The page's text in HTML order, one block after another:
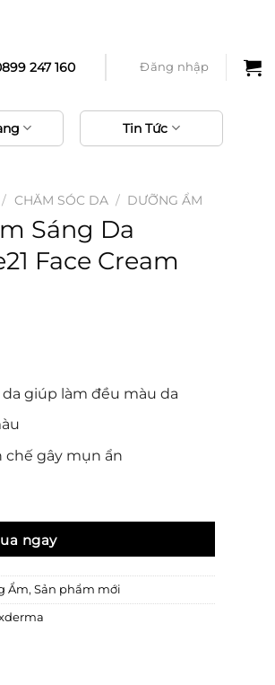
247 160 Đăng nhập
Tin Tức
/ CHĂM SÓC DA / DƯỠNG ẨM
Sáng Da
Face Cream
giúp làm đều màu da
chế gây mụn ẩn
Face21 Face Cream 50g số lượng
Ẩm,Sản phẩm mới